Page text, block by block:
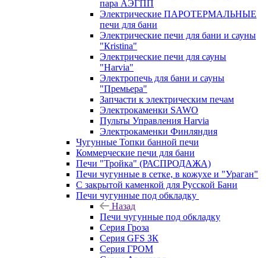
пара АЭГПП
Электрические ПАРОТЕРМАЛЬНЫЕ
печи для бани
Электрические печи для бани и сауны
"Кristina"
Электрические печи для сауны
"Harvia"
Электропечь для бани и сауны
"Премьера"
Запчасти к электрическим печам
Электрокаменки SAWO
Пульты Управления Harvia
Электрокаменки Финляндия
Чугунные Топки банной печи
Коммерческие печи для бани
Печи "Тройка" (РАСПРОДАЖА)
Печи чугунные в сетке, в кожухе и "Ураган"
С закрытой каменкой для Русской Бани
Печи чугунные под обкладку
Назад
Печи чугунные под обкладку
Серия Гроза
Серия GFS ЗК
Серия ГРОМ